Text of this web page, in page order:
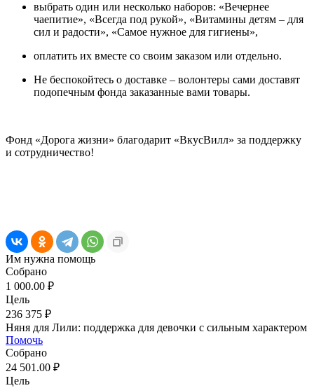
выбрать один или несколько наборов: «Вечернее
чаепитие», «Всегда под рукой», «Витамины детям – для
сил и радости», «Самое нужное для гигиены»,
оплатить их вместе со своим заказом или отдельно.
Не беспокойтесь о доставке – волонтеры сами доставят
подопечным фонда заказанные вами товары.
Фонд «Дорога жизни» благодарит «ВкусВилл» за поддержку
и сотрудничество!
Им нужна помощь
Собрано
1 000.00 ₽
Цель
236 375 ₽
Няня для Лили: поддержка для девочки с сильным характером
Помочь
Собрано
24 501.00 ₽
Цель